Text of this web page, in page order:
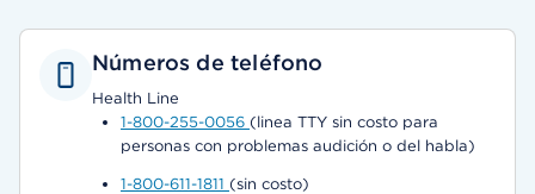
Números de teléfono
Health Line
1-800-255-0056 (linea TTY sin costo para
personas con problemas audición o del habla)
1-800-611-1811 (sin costo)